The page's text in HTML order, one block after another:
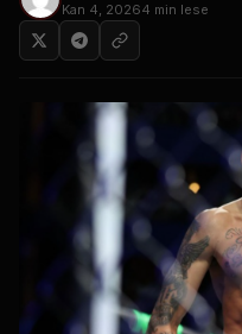
Kan 4, 20264 min lese